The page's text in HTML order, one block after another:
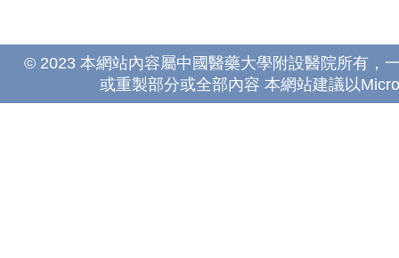
© 2023 本網站內容屬中國醫藥大學附設醫院所有，
或重製部分或全部內容 本網站建議以